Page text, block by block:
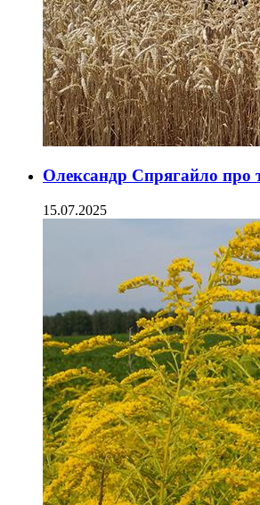
Олександр Спрягайло про
15.07.2025